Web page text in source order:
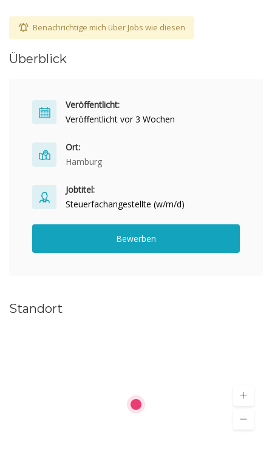
Benachrichtige mich über Jobs wie diesen
Überblick
Veröffentlicht:
Veröffentlicht vor 3 Wochen
Ort:
Hamburg
Jobtitel:
Steuerfachangestellte (w/m/d)
Bewerben
Standort